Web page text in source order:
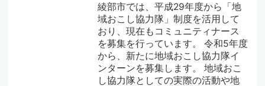
綾部市では、平成29年度から「地
域おこし協力隊」制度を活用して
おり、現在もコミュニティナース
を募集を行っています。 令和5年度
から、新たに地域おこし協力隊イ
ンターンを募集します。 地域おこ
し協力隊としての実際の活動や地